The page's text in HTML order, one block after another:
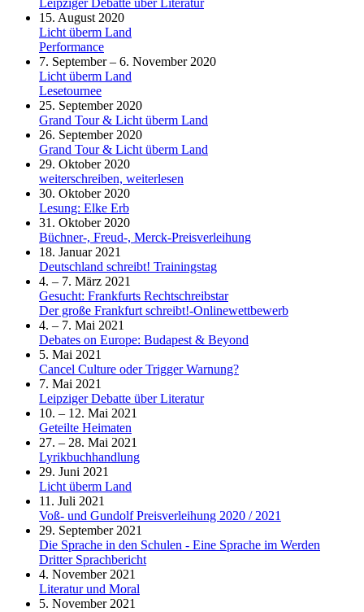
15. August 2020
Licht überm Land
Performance
7. September – 6. November 2020
Licht überm Land
Lesetournee
25. September 2020
Grand Tour & Licht überm Land
26. September 2020
Grand Tour & Licht überm Land
29. Oktober 2020
weiterschreiben, weiterlesen
30. Oktober 2020
Lesung: Elke Erb
31. Oktober 2020
Büchner-, Freud-, Merck-Preisverleihung
18. Januar 2021
Deutschland schreibt! Trainingstag
4. – 7. März 2021
Gesucht: Frankfurts Rechtschreibstar
Der große Frankfurt schreibt!-Onlinewettbewerb
4. – 7. Mai 2021
Debates on Europe: Budapest & Beyond
5. Mai 2021
Cancel Culture oder Trigger Warnung?
7. Mai 2021
Leipziger Debatte über Literatur
10. – 12. Mai 2021
Geteilte Heimaten
27. – 28. Mai 2021
Lyrikbuchhandlung
29. Juni 2021
Licht überm Land
11. Juli 2021
Voß- und Gundolf Preisverleihung 2020 / 2021
29. September 2021
Die Sprache in den Schulen - Eine Sprache im Werden
Dritter Sprachbericht
4. November 2021
Literatur und Moral
5. November 2021